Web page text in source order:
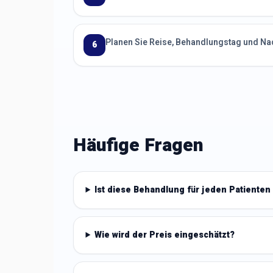
6 Planen Sie Reise, Behandlungstag und
Häufige Fragen
Ist diese Behandlung für jeden
Wie wird der Preis eingeschätzt?